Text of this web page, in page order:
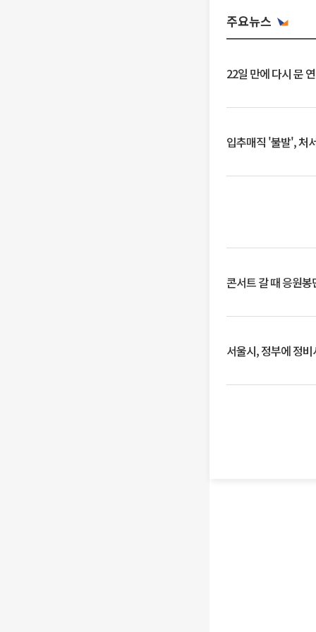
주요뉴스
22일 만에 다시 문
입추매직 '불발', 처
콘서트 갈 때 응원
서울시, 정부에 정